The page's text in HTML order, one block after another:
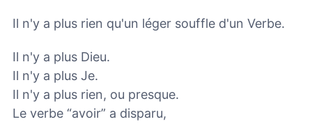
Il n'y a plus rien qu'un léger souffle d'un Verbe.
Il n'y a plus Dieu.
Il n'y a plus Je.
Il n'y a plus rien, ou presque.
Le verbe “avoir” a disparu,